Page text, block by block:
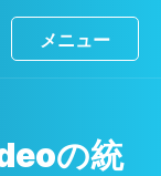
メニュー
の統